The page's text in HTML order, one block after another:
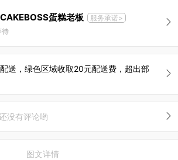
CAKEBOSS蛋糕老板
服务承诺>
待
送，绿色区域收取20元配送费，超出部
没有评论哟
图文详情